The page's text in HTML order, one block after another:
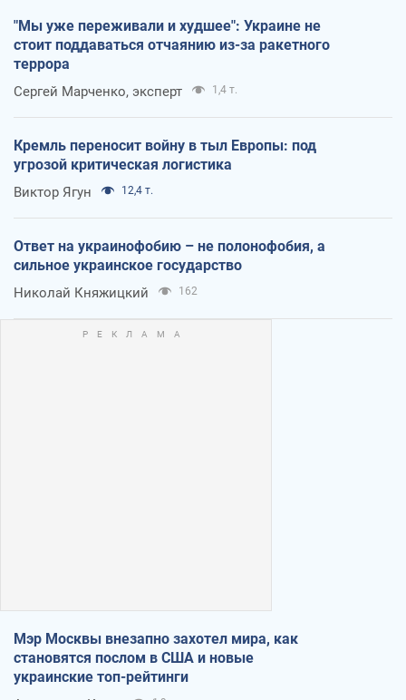
"Мы уже переживали и худшее": Украине не
стоит поддаваться отчаянию из-за ракетного
террора
Сергей Марченко, эксперт 1,4 т.
Кремль переносит войну в тыл Европы: под
угрозой критическая логистика
Виктор Ягун 12,4 т.
Ответ на украинофобию – не полонофобия, а
сильное украинское государство
Николай Княжицкий 162
Мэр Москвы внезапно захотел мира, как
становятся послом в США и новые
украинские топ-рейтинги